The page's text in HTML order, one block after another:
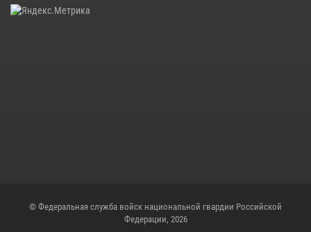
© Федеральная служба войск национальной гвардии Российской
Федерации, 2026